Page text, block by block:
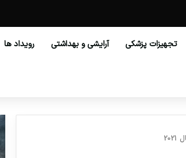
تجهیزات پزشکی آرایشی و بهداشتی رویداد ها